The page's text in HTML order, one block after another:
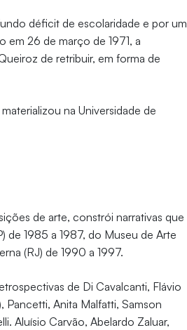
déficit de escolaridade e por um
em 26 de março de 1971, a
de retribuir, em forma de
na Universidade de
de arte, constrói narrativas que
de 1985 a 1987, do Museu de Arte
(RJ) de 1990 a 1997.
de Di Cavalcanti, Flávio
Pancetti, Anita Malfatti, Samson
Aluísio Carvão, Abelardo Zaluar,